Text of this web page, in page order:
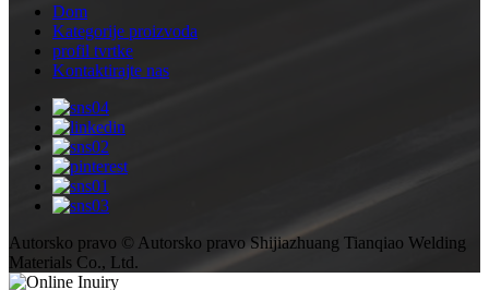
Dom
Kategorije proizvoda
profil tvrtke
Kontaktirajte nas
Autorsko pravo © Autorsko pravo Shijiazhuang Tianqiao Welding
Materials Co., Ltd.